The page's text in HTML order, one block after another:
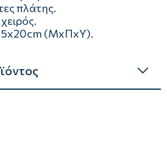
πλάτης.
(ΜxΠxΥ).